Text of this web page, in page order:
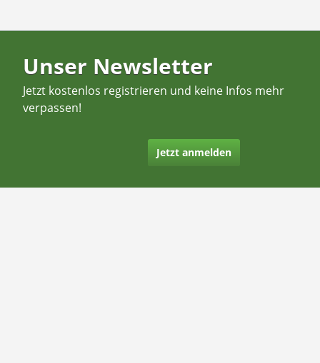
Unser Newsletter
Jetzt kostenlos registrieren und keine Infos mehr
verpassen!
Jetzt anmelden